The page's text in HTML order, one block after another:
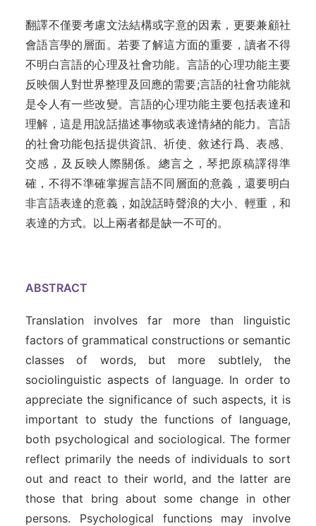
翻譯不僅要考慮文法結構或字意的因素，更要兼顧社
會語言學的層面。若要了解這方面的重要，讀者不得
不明白言語的心理及社會功能。言語的心理功能主要
反映個人對世界整理及回應的需要;言語的社會功能就
是令人有一些改變。言語的心理功能主要包括表達和
理解，這是用說話描述事物或表達情緖的能力。言語
的社會功能包括提供資訊、祈使、敘述行爲、表感、
交感，及反映人際關係。總言之，琴把原稿譯得準
確，不得不準確掌握言語不同層面的意義，還要明白
非言語表達的意義，如說話時聲浪的大小、輕重，和
表達的方式。以上兩者都是缺一不可的。
ABSTRACT
Translation involves far more than linguistic
factors of grammatical constructions or semantic
classes of words, but more subtlely, the
sociolinguistic aspects of language. In order to
appreciate the significance of such aspects, it is
important to study the functions of language,
both psychological and sociological. The former
reflect primarily the needs of individuals to sort
out and react to their world, and the latter are
those that bring about some change in other
persons. Psychological functions may involve